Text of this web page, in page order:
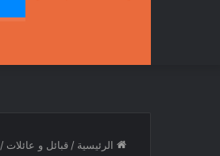
الرئيسية / قبائل و عائلات /